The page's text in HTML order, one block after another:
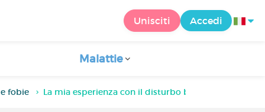
Unisciti Accedi
Malattie
fobie La mia esperienza con il disturbo borderline